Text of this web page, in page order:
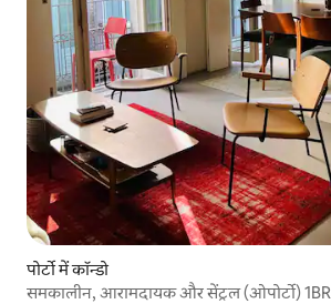
पोर्टो में कॉन्डो
समकालीन, आरामदायक और सेंट्रल (ओपोर्टो) 1BR